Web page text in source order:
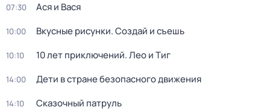
07:30 Ася и Вася
10:00 Вкусные рисунки. Создай и съешь
10:10 10 лет приключений. Лео и Тиг
14:00 Дети в стране безопасного движения
14:10 Сказочный патруль